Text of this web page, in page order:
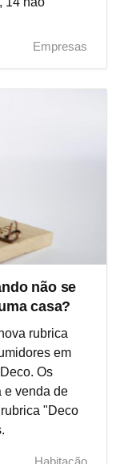
Empresas
não se
casa?
rubrica
em
Os
e venda de
"Deco
Habitação